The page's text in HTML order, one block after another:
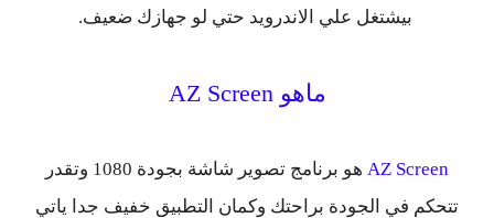
بيشتغل علي الاندرويد حتي لو جهازك ضعيف.
ماهوAZ Screen
AZ Screen
هو برنامج تصوير شاشة بجودة 1080 وتقدر
تتحكم في الجودة براحتك وكمان التطبيق خفيف جدا ياتي